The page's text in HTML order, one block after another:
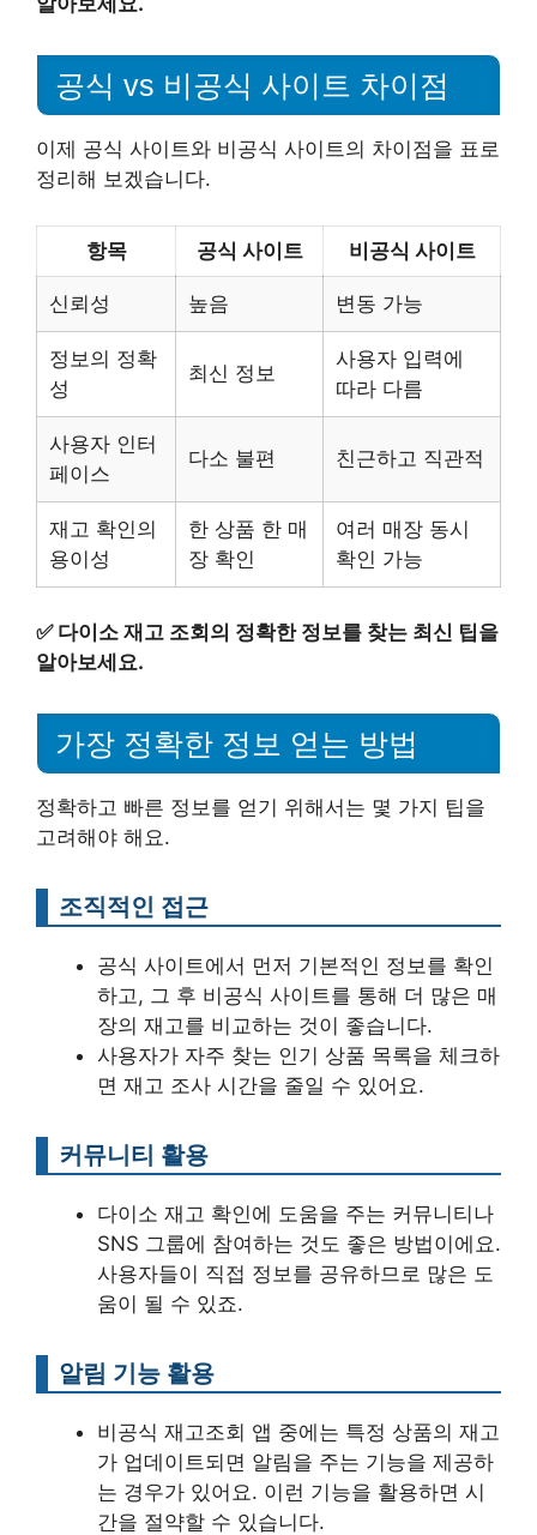
공식 vs 비공식 사이트 차이점
이제 공식 사이트와 비공식 사이트의 차이점을 표로
정리해 보겠습니다.
항목 공식 사이트 비공식 사이트
신뢰성 높음 변동 가능
정보의 정확
성
최신 정보
사용자 입력에
따라 다름
사용자 인터
페이스
다소 불편 친근하고 직관적
재고 확인의
용이성
한 상품 한 매
장 확인
여러 매장 동시
확인 가능
✅ 다이소 재고 조회의 정확한 정보를 찾는 최신 팁을
알아보세요.
가장 정확한 정보 얻는 방법
정확하고 빠른 정보를 얻기 위해서는 몇 가지 팁을
고려해야 해요.
조직적인 접근
공식 사이트에서 먼저 기본적인 정보를 확인
하고, 그 후 비공식 사이트를 통해 더 많은 매
장의 재고를 비교하는 것이 좋습니다.
사용자가 자주 찾는 인기 상품 목록을 체크하
면 재고 조사 시간을 줄일 수 있어요.
커뮤니티 활용
다이소 재고 확인에 도움을 주는 커뮤니티나
SNS 그룹에 참여하는 것도 좋은 방법이에요.
사용자들이 직접 정보를 공유하므로 많은 도
움이 될 수 있죠.
알림 기능 활용
비공식 재고조회 앱 중에는 특정 상품의 재고
가 업데이트되면 알림을 주는 기능을 제공하
는 경우가 있어요. 이런 기능을 활용하면 시
간을 절약할 수 있습니다.